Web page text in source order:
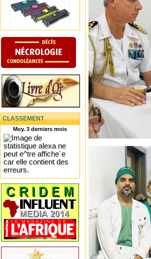
CLASSEMENT
Moy. 3 derniers mois